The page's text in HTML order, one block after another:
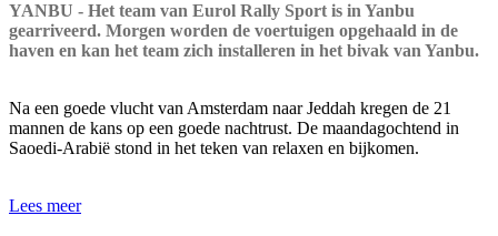
YANBU - Het team van Eurol Rally Sport is in Yanbu
gearriveerd. Morgen worden de voertuigen opgehaald in de
haven en kan het team zich installeren in het bivak van Yanbu.
Na een goede vlucht van Amsterdam naar Jeddah kregen de 21
mannen de kans op een goede nachtrust. De maandagochtend in
Saoedi-Arabië stond in het teken van relaxen en bijkomen.
Lees meer